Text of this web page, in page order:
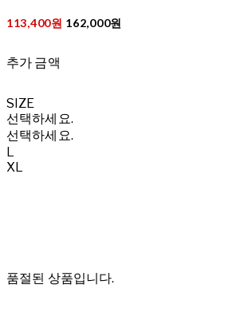
113,400원 162,000원
추가 금액
SIZE
선택하세요.
선택하세요.
L
XL
품절된 상품입니다.